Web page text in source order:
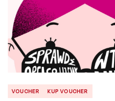
VOUCHER KUP VOUCHER